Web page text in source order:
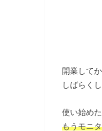
開業して
しばらく
使い始めた
もうモニ